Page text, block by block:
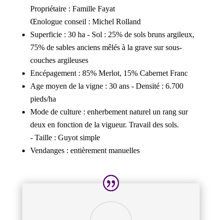
Propriétaire : Famille Fayat
Œnologue conseil : Michel Rolland
Superficie : 30 ha - Sol : 25% de sols bruns argileux,
75% de sables anciens mêlés à la grave sur sous-
couches argileuses
Encépagement : 85% Merlot, 15% Cabernet Franc
Age moyen de la vigne : 30 ans - Densité : 6.700
pieds/ha
Mode de culture : enherbement naturel un rang sur
deux en fonction de la vigueur. Travail des sols.
- Taille : Guyot simple
Vendanges : entièrement manuelles